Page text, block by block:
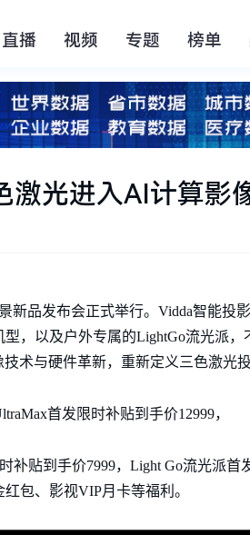
直播 视频 专题 榜单
光进入AI计算影
新品发布会正式举行。Vidda智能投
型，以及户外专属的LightGo流光派
术与硬件革新，重新定义三色激光
首发限时补贴到手价12999，
补贴到手价7999，Light Go流光派首
包、影视VIP月卡等福利。